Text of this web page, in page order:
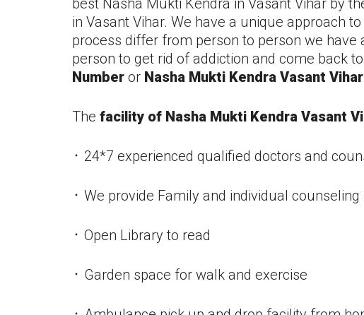
best Nasha Mukti Kendra in Vasant Vihar by
in Vasant Vihar. We have a unique approach
process differ from person to person we
person to get rid of addiction and come back
Number or Nasha Mukti Kendra Vasant Vihar
The facility of Nasha Mukti Kendra Vasant
᛫ 24*7 experienced qualified doctors and
᛫ We provide Family and individual counseling
᛫ Open Library to read
᛫ Garden space for walk and exercise